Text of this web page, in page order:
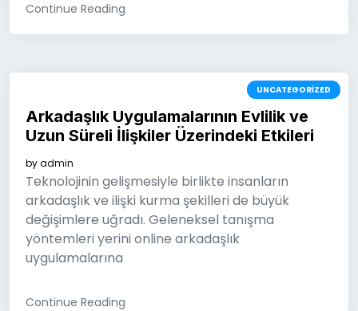
Continue Reading
UNCATEGORIZED
Arkadaşlık Uygulamalarının Evlilik ve
Uzun Süreli İlişkiler Üzerindeki Etkileri
byadmin
Teknolojinin gelişmesiyle birlikte insanların
arkadaşlık ve ilişki kurma şekilleri de büyük
değişimlere uğradı. Geleneksel tanışma
yöntemleri yerini online arkadaşlık
uygulamalarına
Continue Reading